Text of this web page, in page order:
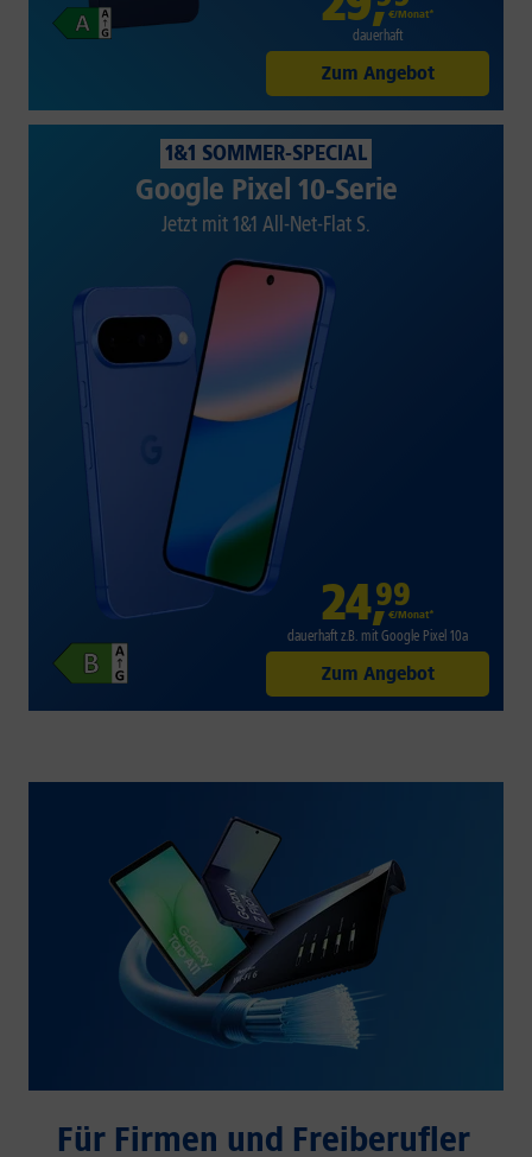
€/Monat*
dauerhaft
Zum Angebot
1&1 SOMMER-SPECIAL
Google Pixel 10-Serie
Jetzt mit 1&1 All-Net-Flat S.
24,99
€/Monat*
dauerhaft z.B. mit Google Pixel 10a
Zum Angebot
Für Firmen und Freiberufler